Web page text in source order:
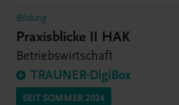
Bildung
Praxisblicke II HAK
Betriebswirtschaft
TRAUNER-DigiBox
SEIT SOMMER 2024